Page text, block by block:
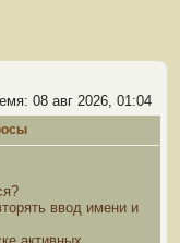
08 авг 2026, 01:04
ввод имени и